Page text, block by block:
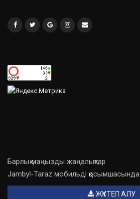
Барлық маңызды жаңалықтар
Jambyl-Taraz мобильді қосымшасында
ЖҮКТЕП АЛУ